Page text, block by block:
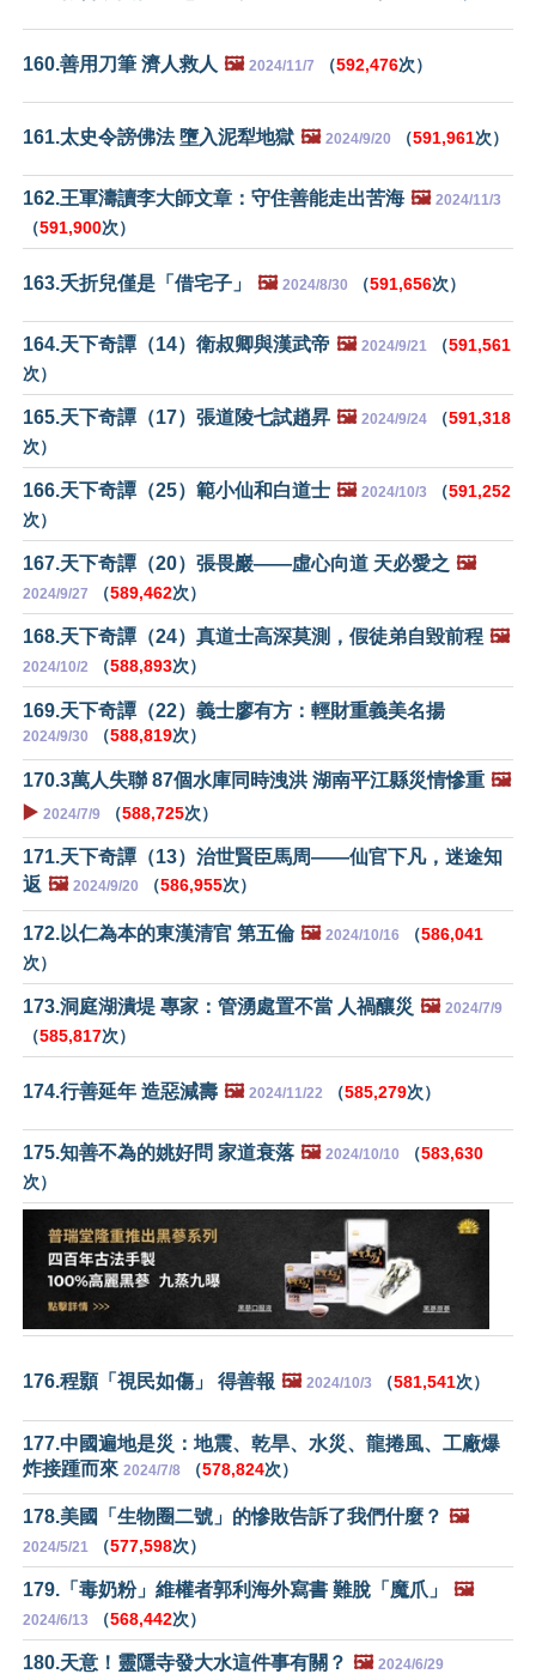
160.善用刀筆 濟人救人 🖼️ 2024/11/7 （592,476次）
161.太史令謗佛法 墮入泥犁地獄 🖼️ 2024/9/20 （591,961次）
162.王軍濤讀李大師文章：守住善能走出苦海 🖼️ 2024/11/3
（591,900次）
163.夭折兒僅是「借宅子」 🖼️ 2024/8/30 （591,656次）
164.天下奇譚（14）衛叔卿與漢武帝 🖼️ 2024/9/21 （591,561
次）
165.天下奇譚（17）張道陵七試趙昇 🖼️ 2024/9/24 （591,318
次）
166.天下奇譚（25）範小仙和白道士 🖼️ 2024/10/3 （591,252
次）
167.天下奇譚（20）張畏巖——虛心向道 天必愛之 🖼️
2024/9/27 （589,462次）
168.天下奇譚（24）真道士高深莫測，假徒弟自毀前程 🖼️
2024/10/2 （588,893次）
169.天下奇譚（22）義士廖有方：輕財重義美名揚
2024/9/30 （588,819次）
170.3萬人失聯 87個水庫同時洩洪 湖南平江縣災情慘重 🖼️
▶️ 2024/7/9 （588,725次）
171.天下奇譚（13）治世賢臣馬周——仙官下凡，迷途知
返 🖼️ 2024/9/20 （586,955次）
172.以仁為本的東漢清官 第五倫 🖼️ 2024/10/16 （586,041
次）
173.洞庭湖潰堤 專家：管湧處置不當 人禍釀災 🖼️ 2024/7/9
（585,817次）
174.行善延年 造惡減壽 🖼️ 2024/11/22 （585,279次）
175.知善不為的姚好問 家道衰落 🖼️ 2024/10/10 （583,630
次）
176.程顥「視民如傷」 得善報 🖼️ 2024/10/3 （581,541次）
177.中國遍地是災：地震、乾旱、水災、龍捲風、工廠爆
炸接踵而來 2024/7/8 （578,824次）
178.美國「生物圈二號」的慘敗告訴了我們什麼？ 🖼️
2024/5/21 （577,598次）
179.「毒奶粉」維權者郭利海外寫書 難脫「魔爪」 🖼️
2024/6/13 （568,442次）
180.天意！靈隱寺發大水這件事有關？ 🖼️ 2024/6/29